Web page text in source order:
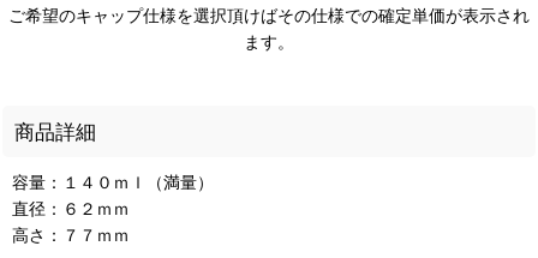
ご希望のキャップ仕様を選択頂けばその仕様での確定単価が表示され
ます。
商品詳細
容量：１４０ｍｌ（満量）
直径：６２ｍｍ
高さ：７７ｍｍ